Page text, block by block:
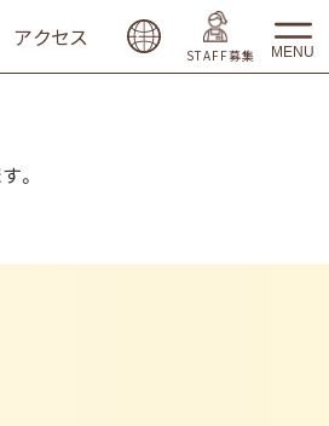
アクセス
STAFF募集 MENU
。